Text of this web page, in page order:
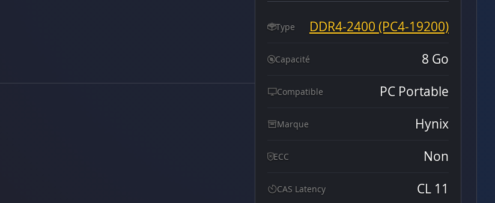
Type DDR4-2400 (PC4-19200)
Capacité 8 Go
Compatible PC Portable
Marque Hynix
ECC Non
CAS Latency CL 11